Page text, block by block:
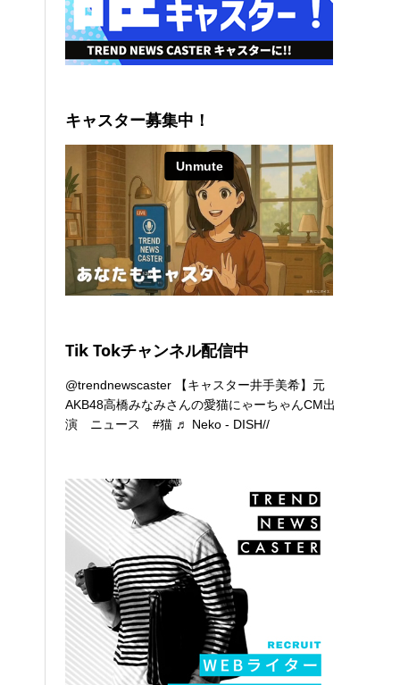
キャスター募集中！
Tik Tokチャンネル配信中
@trendnewscaster 【キャスター井手美希】元
AKB48高橋みなみさんの愛猫にゃーちゃんCM出
演 ニュース#猫 ♬ Neko - DISH//